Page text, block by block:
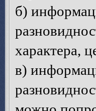
б)
характера,
в)